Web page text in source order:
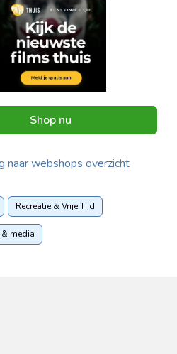
Shop nu
naar webshops overzicht
Recreatie & Vrije Tijd
media